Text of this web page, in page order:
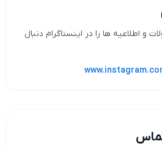
و اطلاعیه ها را در اینستاگرام دنبال